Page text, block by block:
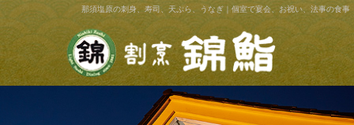
那須塩原の刺身、寿司、天ぷら、うなぎ｜個室で宴会、お祝い、法事の食事